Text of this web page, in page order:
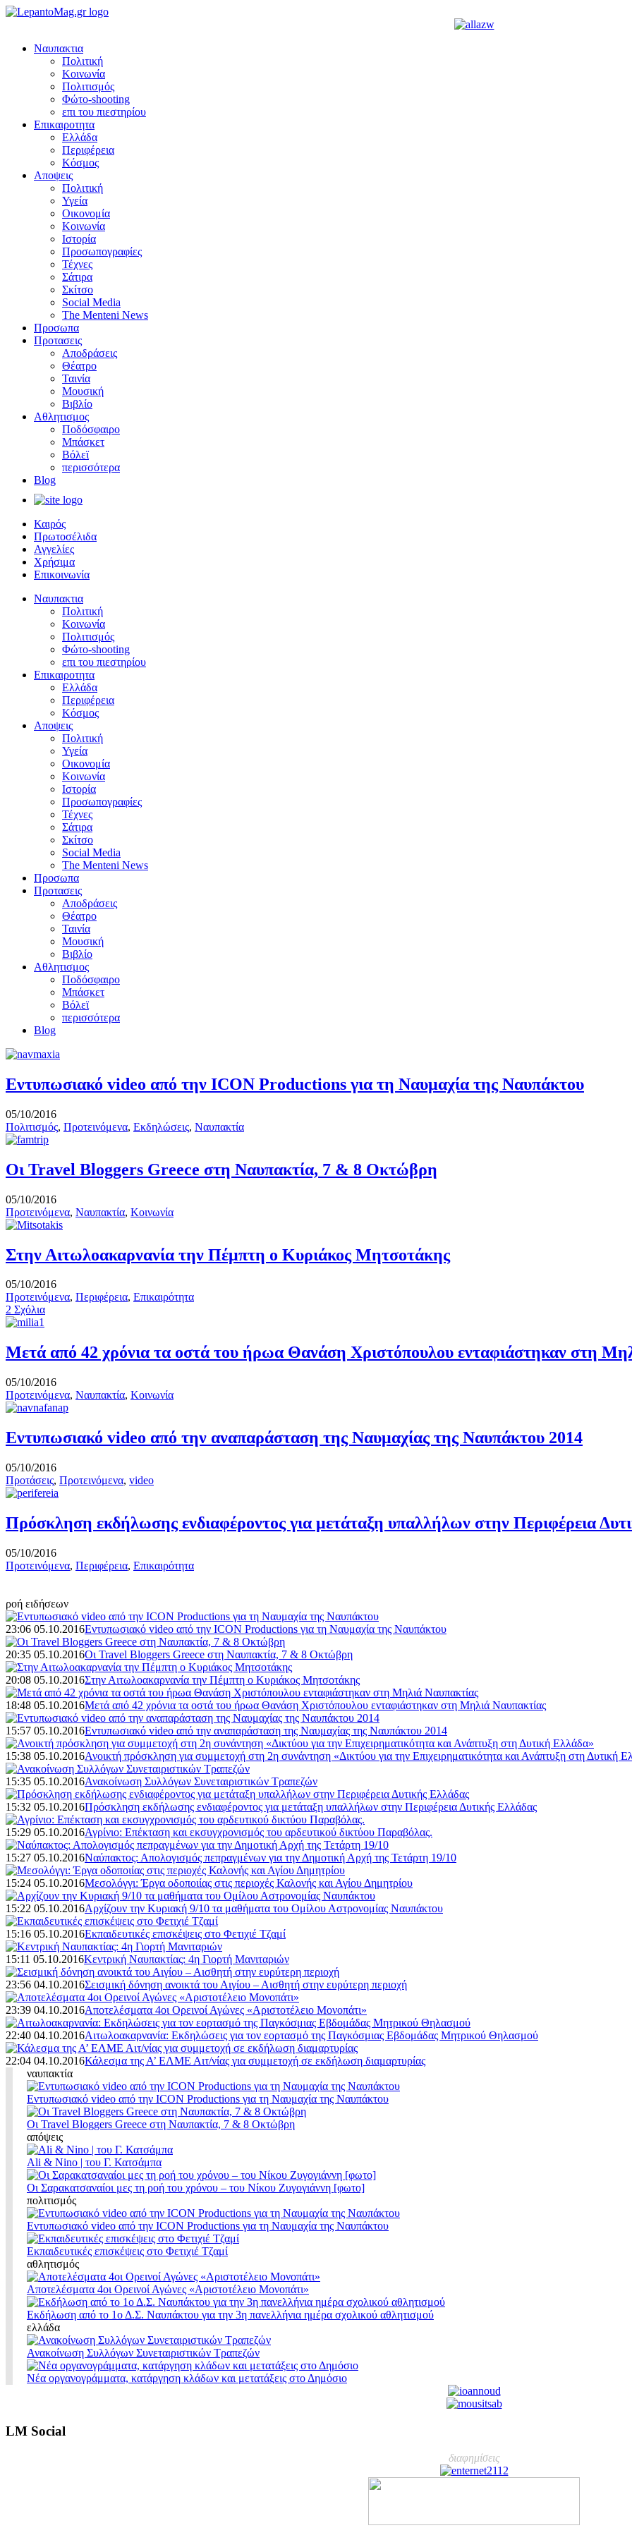
Ναυπακτια
Πολιτική
Κοινωνία
Πολιτισμός
Φώτο-shooting
επι του πιεστηρίου
Επικαιροτητα
Ελλάδα
Περιφέρεια
Κόσμος
Αποψεις
Πολιτική
Υγεία
Οικονομία
Κοινωνία
Ιστορία
Προσωπογραφίες
Τέχνες
Σάτιρα
Σκίτσο
Social Media
The Menteni News
Προσωπα
Προτασεις
Αποδράσεις
Θέατρο
Ταινία
Μουσική
Βιβλίο
Αθλητισμος
Ποδόσφαιρο
Μπάσκετ
Βόλεϊ
περισσότερα
Blog
Καιρός
Πρωτοσέλιδα
Αγγελίες
Χρήσιμα
Επικοινωνία
Ναυπακτια
Πολιτική
Κοινωνία
Πολιτισμός
Φώτο-shooting
επι του πιεστηρίου
Επικαιροτητα
Ελλάδα
Περιφέρεια
Κόσμος
Αποψεις
Πολιτική
Υγεία
Οικονομία
Κοινωνία
Ιστορία
Προσωπογραφίες
Τέχνες
Σάτιρα
Σκίτσο
Social Media
The Menteni News
Προσωπα
Προτασεις
Αποδράσεις
Θέατρο
Ταινία
Μουσική
Βιβλίο
Αθλητισμος
Ποδόσφαιρο
Μπάσκετ
Βόλεϊ
περισσότερα
Blog
Εντυπωσιακό video από την ICON Productions για τη Ναυμαχία της Ναυπάκτου
05/10/2016
Πολιτισμός, Προτεινόμενα, Εκδηλώσεις, Ναυπακτία
Οι Travel Bloggers Greece στη Ναυπακτία, 7 & 8 Οκτώβρη
05/10/2016
Προτεινόμενα, Ναυπακτία, Κοινωνία
Στην Αιτωλοακαρνανία την Πέμπτη ο Κυριάκος Μητσοτάκης
05/10/2016
Προτεινόμενα, Περιφέρεια, Επικαιρότητα
2 Σχόλια
Μετά από 42 χρόνια τα οστά του ήρωα Θανάση Χριστόπουλου ενταφιάστηκαν στη
05/10/2016
Προτεινόμενα, Ναυπακτία, Κοινωνία
Εντυπωσιακό video από την αναπαράσταση της Ναυμαχίας της Ναυπάκτου 2014
05/10/2016
Προτάσεις, Προτεινόμενα, video
Πρόσκληση εκδήλωσης ενδιαφέροντος για μετάταξη υπαλλήλων στην Περιφέρεια
05/10/2016
Προτεινόμενα, Περιφέρεια, Επικαιρότητα
ροή ειδήσεων
23:06 05.10.2016Εντυπωσιακό video από την ICON Productions για τη Ναυμαχία της Ναυπάκτου
20:35 05.10.2016Οι Travel Bloggers Greece στη Ναυπακτία, 7 & 8 Οκτώβρη
20:08 05.10.2016Στην Αιτωλοακαρνανία την Πέμπτη ο Κυριάκος Μητσοτάκης
18:48 05.10.2016Μετά από 42 χρόνια τα οστά του ήρωα Θανάση Χριστόπουλου ενταφιάστηκαν στη Μηλιά Ναυπακτίας
15:57 05.10.2016Εντυπωσιακό video από την αναπαράσταση της Ναυμαχίας της Ναυπάκτου 2014
15:38 05.10.2016Ανοικτή πρόσκληση για συμμετοχή στη 2η συνάντηση «Δικτύου για την Επιχειρηματικότητα και Ανάπτυξη στη Δυτική
15:35 05.10.2016Ανακοίνωση Συλλόγων Συνεταιριστικών Τραπεζών
15:32 05.10.2016Πρόσκληση εκδήλωσης ενδιαφέροντος για μετάταξη υπαλλήλων στην Περιφέρεια Δυτικής Ελλάδας
15:29 05.10.2016Αγρίνιο: Επέκταση και εκσυγχρονισμός του αρδευτικού δικτύου Παραβόλας.
15:27 05.10.2016Ναύπακτος: Απολογισμός πεπραγμένων για την Δημοτική Αρχή της Τετάρτη 19/10
15:24 05.10.2016Μεσολόγγι: Έργα οδοποιίας στις περιοχές Καλονής και Αγίου Δημητρίου
15:22 05.10.2016Αρχίζουν την Κυριακή 9/10 τα μαθήματα του Ομίλου Αστρονομίας Ναυπάκτου
15:16 05.10.2016Εκπαιδευτικές επισκέψεις στο Φετιχιέ Τζαμί
15:11 05.10.2016Κεντρική Ναυπακτίας: 4η Γιορτή Μανιταριών
23:56 04.10.2016Σεισμική δόνηση ανοικτά του Αιγίου – Αισθητή στην ευρύτερη περιοχή
23:39 04.10.2016Αποτελέσματα 4οι Ορεινοί Αγώνες «Αριστοτέλειο Μονοπάτι»
22:40 04.10.2016Αιτωλοακαρνανία: Εκδηλώσεις για τον εορτασμό της Παγκόσμιας Εβδομάδας Μητρικού Θηλασμού
22:04 04.10.2016Κάλεσμα της Α’ ΕΛΜΕ Αιτ/νίας για συμμετοχή σε εκδήλωση διαμαρτυρίας
ναυπακτία
Εντυπωσιακό video από την ICON Productions για τη Ναυμαχία της Ναυπάκτου
Οι Travel Bloggers Greece στη Ναυπακτία, 7 & 8 Οκτώβρη
απόψεις
Ali & Nino | του Γ. Κατσάμπα
Οι Σαρακατσαναίοι μες τη ροή του χρόνου – του Νίκου Ζυγογιάννη [φωτο]
πολιτισμός
Εντυπωσιακό video από την ICON Productions για τη Ναυμαχία της Ναυπάκτου
Εκπαιδευτικές επισκέψεις στο Φετιχιέ Τζαμί
αθλητισμός
Αποτελέσματα 4οι Ορεινοί Αγώνες «Αριστοτέλειο Μονοπάτι»
Εκδήλωση από το 1ο Δ.Σ. Ναυπάκτου για την 3η πανελλήνια ημέρα σχολικού αθλητισμού
ελλάδα
Ανακοίνωση Συλλόγων Συνεταιριστικών Τραπεζών
Νέα οργανογράμματα, κατάργηση κλάδων και μετατάξεις στο Δημόσιο
LM Social
διαφημίσεις